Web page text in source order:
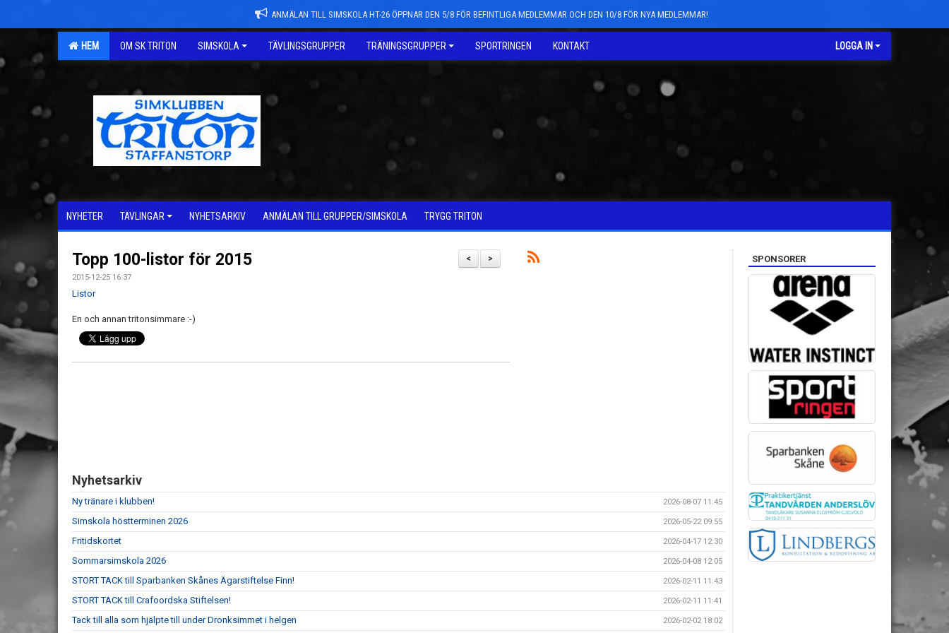
ANMÄLAN TILL SIMSKOLA HT-26 ÖPPNAR DEN 5/8 FÖR BEFINTLIGA MEDLEMMAR OCH DEN 10/8 FÖR NYA MEDLEMMAR!
HEM OM SK TRITON SIMSKOLA TÄVLINGSGRUPPER TRÄNINGSGRUPPER SPORTRINGEN KONTAKT LOGGA IN
NYHETER TÄVLINGAR NYHETSARKIV ANMÄLAN TILL GRUPPER/SIMSKOLA TRYGG TRITON
>
<
Topp 100-listor för 2015
2015-12-25 16:37
Listor
En och annan tritonsimmare :-)
Nyhetsarkiv
Ny tränare i klubben! 2026-08-07 11:45
Simskola höstterminen 2026 2026-05-22 09:55
Fritidskortet 2026-04-17 12:30
Sommarsimskola 2026 2026-04-08 12:05
STORT TACK till Sparbanken Skånes Ägarstiftelse Finn! 2026-02-11 11:43
STORT TACK till Crafoordska Stiftelsen! 2026-02-11 11:41
Tack till alla som hjälpte till under Dronksimmet i helgen 2026-02-02 18:02
SPONSORER